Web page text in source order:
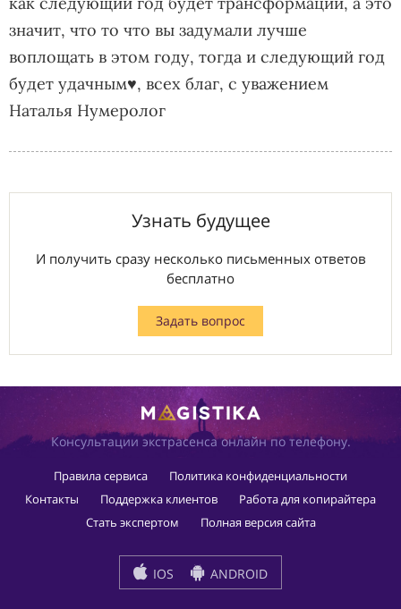
значит, что то что вы задумали лучше
воплощать в этом году, тогда и следующий год
будет удачным♥️, всех благ, с уважением
Наталья Нумеролог
Узнать будущее
И получить сразу несколько письменных ответов
бесплатно
Задать вопрос
Консультации экстрасенса онлайн по телефону.
Правила сервиса
Политика конфиденциальности
Контакты
Поддержка клиентов
Работа для копирайтера
Стать экспертом
Полная версия сайта
IOS ANDROID